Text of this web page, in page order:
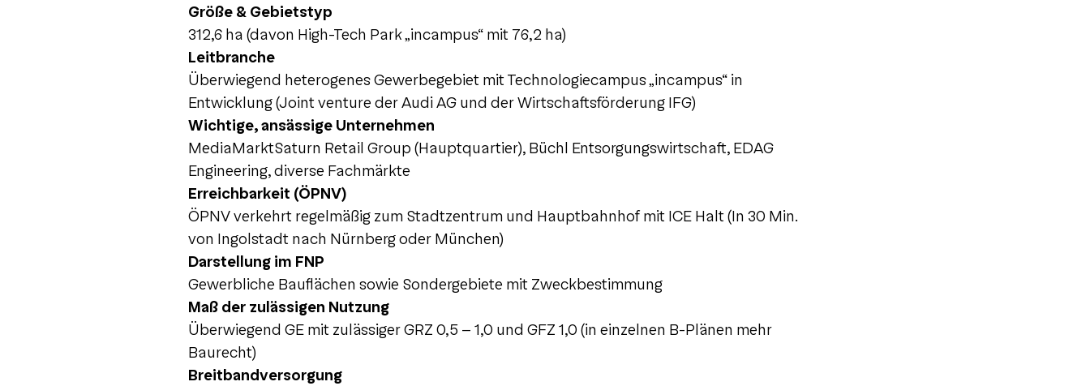
Größe & Gebietstyp
312,6 ha (davon High-Tech Park „incampus“ mit 76,2 ha)
Leitbranche
Überwiegend heterogenes Gewerbegebiet mit Technologiecampus „incampus“ in
Entwicklung (Joint venture der Audi AG und der Wirtschaftsförderung IFG)
Wichtige, ansässige Unternehmen
MediaMarktSaturn Retail Group (Hauptquartier), Büchl Entsorgungswirtschaft, EDAG
Engineering, diverse Fachmärkte
Erreichbarkeit (ÖPNV)
ÖPNV verkehrt regelmäßig zum Stadtzentrum und Hauptbahnhof mit ICE Halt (In 30 Min.
von Ingolstadt nach Nürnberg oder München)
Darstellung im FNP
Gewerbliche Bauflächen sowie Sondergebiete mit Zweckbestimmung
Maß der zulässigen Nutzung
Überwiegend GE mit zulässiger GRZ 0,5 – 1,0 und GFZ 1,0 (in einzelnen B-Plänen mehr
Baurecht)
Breitbandversorgung